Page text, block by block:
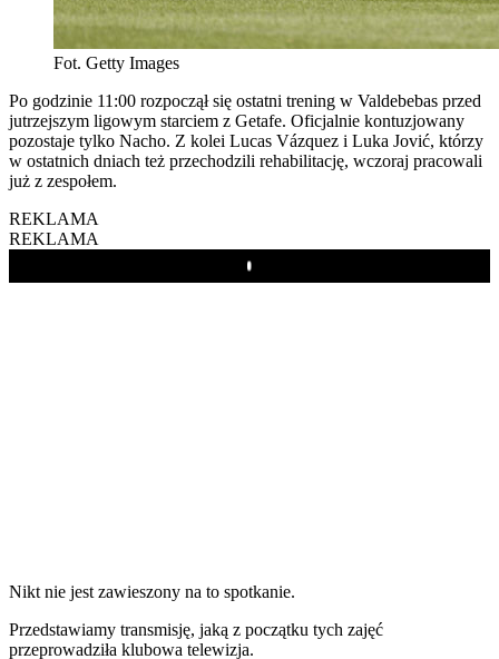
Fot. Getty Images
Po godzinie 11:00 rozpoczął się ostatni trening w Valdebebas przed
jutrzejszym ligowym starciem z Getafe. Oficjalnie kontuzjowany
pozostaje tylko Nacho. Z kolei Lucas Vázquez i Luka Jović, którzy
w ostatnich dniach też przechodzili rehabilitację, wczoraj pracowali
już z zespołem.
REKLAMA
REKLAMA
Play
Nikt nie jest zawieszony na to spotkanie.
Przedstawiamy transmisję, jaką z początku tych zajęć
przeprowadziła klubowa telewizja.